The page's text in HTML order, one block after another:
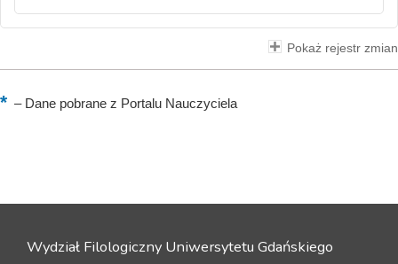
Pokaż rejestr zmian
–Dane pobrane z Portalu Nauczyciela
Wydział Filologiczny Uniwersytetu Gdańskiego